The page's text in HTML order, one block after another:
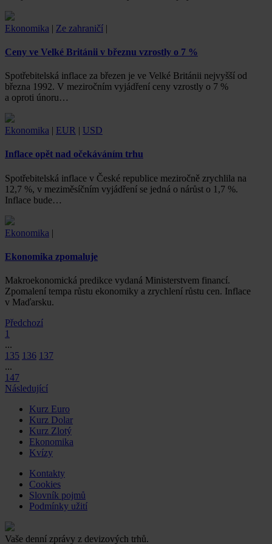
Ekonomika | Ze zahraničí |
Ceny ve Velké Británii v březnu vzrostly o 7 %
Spotřebitelská inflace za březen je ve Velké Británii nejvyšší od
března 1992. V meziročním vyjádření ceny vzrostly o 7 %
a oproti únoru…
Ekonomika | EUR | USD
Inflace opět nad očekáváním trhu
Spotřebitelská inflace v České republice meziročně zrychlila na
12,7 %, v meziměsíčním vyjádření se jedná o nárůst o 1,7 %.
Inflace bude…
Ekonomika |
Ekonomika zpomaluje
Makroekonomická predikce vydaná Ministerstvem financí.
Zpomalení tempa růstu ekonomiky a zrychlení růstu cen. Inflace
v Maďarsku.
Předchozí
1
...
135 136 137
...
147
Následující
Kurz Euro
Kurz Dolar
Kurz Zlotý
Ekonomika
Kvízy
Kontakty
Cookies
Slovník pojmů
Podmínky užití
Vaše denní zprávy z devizových trhů.